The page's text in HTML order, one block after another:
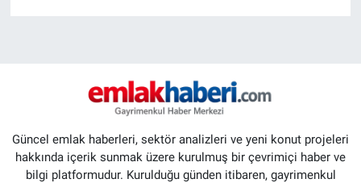
Güncel emlak haberleri, sektör analizleri ve yeni konut projeleri
hakkında içerik sunmak üzere kurulmuş bir çevrimiçi haber ve
bilgi platformudur. Kurulduğu günden itibaren, gayrimenkul